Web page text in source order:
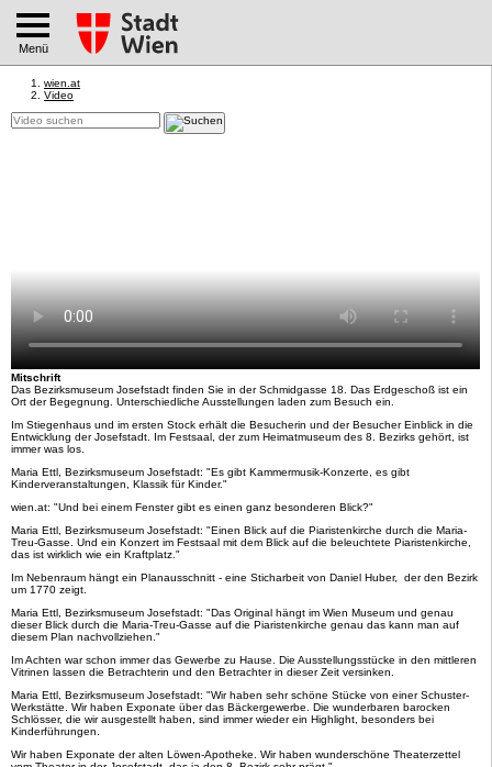
Menü
wien.at
Video
Mitschrift
Das Bezirksmuseum Josefstadt finden Sie in der Schmidgasse 18. Das Erdgeschoß ist ein
Ort der Begegnung. Unterschiedliche Ausstellungen laden zum Besuch ein.
Im Stiegenhaus und im ersten Stock erhält die Besucherin und der Besucher Einblick in die
Entwicklung der Josefstadt. Im Festsaal, der zum Heimatmuseum des 8. Bezirks gehört, ist
immer was los.
Maria Ettl, Bezirksmuseum Josefstadt: "Es gibt Kammermusik-Konzerte, es gibt
Kinderveranstaltungen, Klassik für Kinder."
wien.at: "Und bei einem Fenster gibt es einen ganz besonderen Blick?"
Maria Ettl, Bezirksmuseum Josefstadt: "Einen Blick auf die Piaristenkirche durch die Maria-
Treu-Gasse. Und ein Konzert im Festsaal mit dem Blick auf die beleuchtete Piaristenkirche,
das ist wirklich wie ein Kraftplatz."
Im Nebenraum hängt ein Planausschnitt - eine Sticharbeit von Daniel Huber, der den Bezirk
um 1770 zeigt.
Maria Ettl, Bezirksmuseum Josefstadt: "Das Original hängt im Wien Museum und genau
dieser Blick durch die Maria-Treu-Gasse auf die Piaristenkirche genau das kann man auf
diesem Plan nachvollziehen."
Im Achten war schon immer das Gewerbe zu Hause. Die Ausstellungsstücke in den mittleren
Vitrinen lassen die Betrachterin und den Betrachter in dieser Zeit versinken.
Maria Ettl, Bezirksmuseum Josefstadt: "Wir haben sehr schöne Stücke von einer Schuster-
Werkstätte. Wir haben Exponate über das Bäckergewerbe. Die wunderbaren barocken
Schlösser, die wir ausgestellt haben, sind immer wieder ein Highlight, besonders bei
Kinderführungen.
Wir haben Exponate der alten Löwen-Apotheke. Wir haben wunderschöne Theaterzettel